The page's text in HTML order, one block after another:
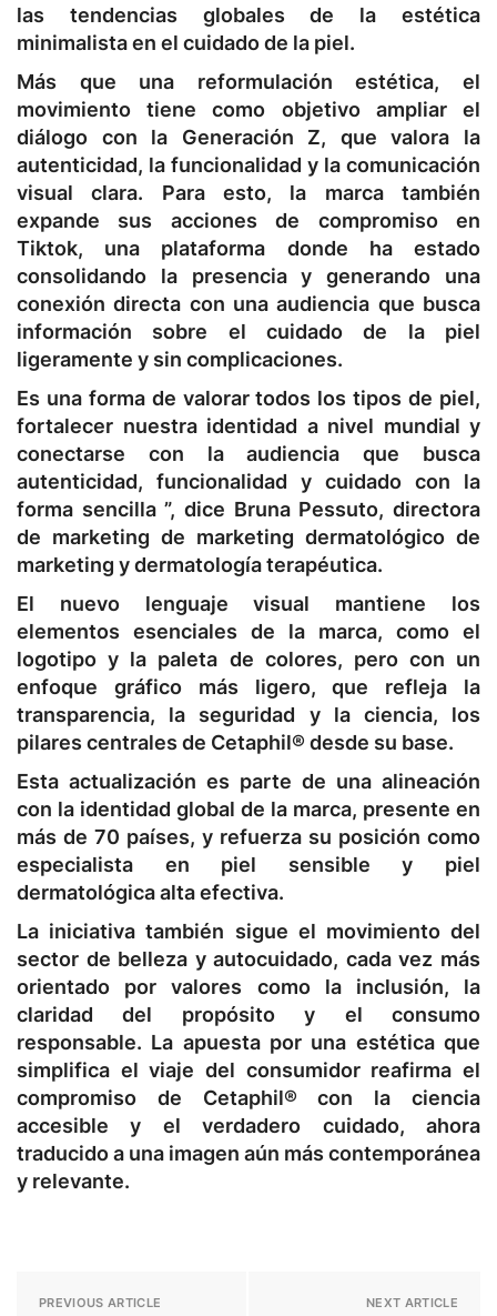
las tendencias globales de la estética
minimalista en el cuidado de la piel.
Más que una reformulación estética, el
movimiento tiene como objetivo ampliar el
diálogo con la Generación Z, que valora la
autenticidad, la funcionalidad y la comunicación
visual clara. Para esto, la marca también
expande sus acciones de compromiso en
Tiktok, una plataforma donde ha estado
consolidando la presencia y generando una
conexión directa con una audiencia que busca
información sobre el cuidado de la piel
ligeramente y sin complicaciones.
Es una forma de valorar todos los tipos de piel,
fortalecer nuestra identidad a nivel mundial y
conectarse con la audiencia que busca
autenticidad, funcionalidad y cuidado con la
forma sencilla ”, dice Bruna Pessuto, directora
de marketing de marketing dermatológico de
marketing y dermatología terapéutica.
El nuevo lenguaje visual mantiene los
elementos esenciales de la marca, como el
logotipo y la paleta de colores, pero con un
enfoque gráfico más ligero, que refleja la
transparencia, la seguridad y la ciencia, los
pilares centrales de Cetaphil® desde su base.
Esta actualización es parte de una alineación
con la identidad global de la marca, presente en
más de 70 países, y refuerza su posición como
especialista en piel sensible y piel
dermatológica alta efectiva.
La iniciativa también sigue el movimiento del
sector de belleza y autocuidado, cada vez más
orientado por valores como la inclusión, la
claridad del propósito y el consumo
responsable. La apuesta por una estética que
simplifica el viaje del consumidor reafirma el
compromiso de Cetaphil® con la ciencia
accesible y el verdadero cuidado, ahora
traducido a una imagen aún más contemporánea
y relevante.
PREVIOUS ARTICLE NEXT ARTICLE